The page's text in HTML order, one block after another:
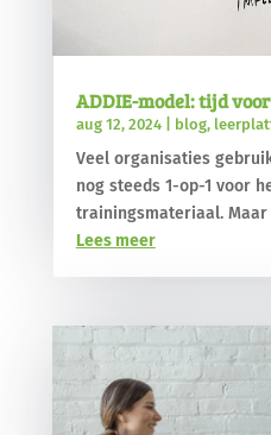
ADDIE-model: tijd
aug 12, 2024| blog,
Veel organisaties
nog steeds 1-op-1 voor
trainingsmateriaal. Maar
Lees meer